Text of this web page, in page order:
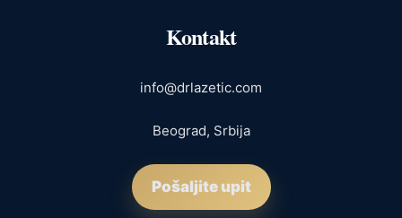
Kontakt
info@drlazetic.com
Beograd, Srbija
Pošaljite upit